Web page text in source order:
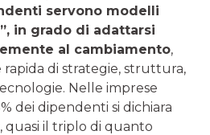
servono modelli
in grado di adattarsi
al cambiamento,
di strategie, struttura,
Nelle imprese
dei dipendenti si dichiara
quasi il triplo di quanto